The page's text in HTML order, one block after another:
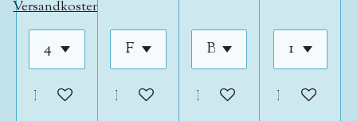
Versandkosten
In den WarenkorbIn den WarenkorbIn den Warenkorb
In den